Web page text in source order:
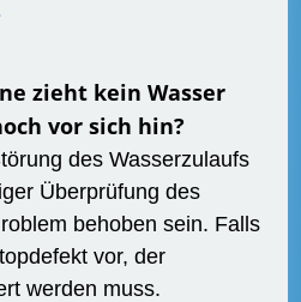
zieht kein Wasser
vor sich hin?
des Wasserzulaufs
Überprüfung des
behoben sein. Falls
vor, der
werden muss.